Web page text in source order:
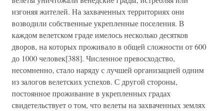
изгоняя жителей. На захваченных территориях они
возводили собственные укрепленные поселения. В
каждом велетском граде имелось несколько десятков
дворов, на которых проживало в общей сложности от 600
до 1000 человек[388]. Численное превосходство,
несомненно, стало наряду с лучшей организацией одним
из залогов велетских успехов. С другой стороны,
постоянное проживание в укрепленных градах
свидетельствует о том, что велеты на захваченных землях